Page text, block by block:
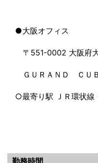
●大阪オフィス
〒551-0002 大阪府大
ＧＵＲＡＮＤ ＣＵＢ
○最寄り駅 ＪＲ環状線